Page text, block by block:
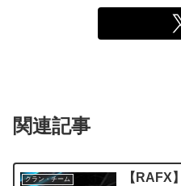
関連記事
クラン・チーム
【RAFX